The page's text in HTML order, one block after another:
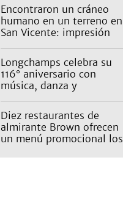
Encontraron un cráneo
humano en un terreno en
San Vicente: impresión
Longchamps celebra su
116° aniversario con
música, danza y
familia
Diez restaurantes de
almirante Brown ofrecen
un menú promocional los